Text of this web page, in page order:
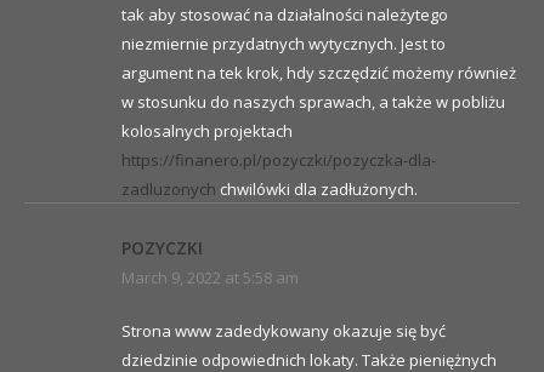
tak aby stosować na działalności należytego
niezmiernie przydatnych wytycznych. Jest to
argument na tek krok, hdy szczędzić możemy również
w stosunku do naszych sprawach, a także w pobliżu
kolosalnych projektach
https://finanero.pl/pozyczki/pozyczka-dla-
zadluzonych chwilówki dla zadłużonych.
POZYCZKI
March 9, 2022 at 5:58 am
Strona www zadedykowany okazuje się być
dziedzinie odpowiednich lokaty. Także pieniężnych